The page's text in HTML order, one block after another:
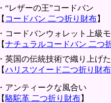
・“レザーの王”コードバン
【 コードバン 二つ折り財布】
・コードバンウォレット上級
【ナチュラルコードバン 二つ
・英国の伝統技術で織り上げた
【ハリスツイード二つ折り財布
・アンティークな風合い
【駱駝革 二つ折り財布】